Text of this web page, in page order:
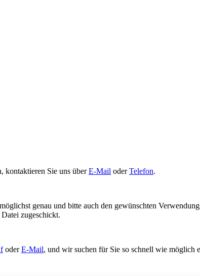
kontaktieren Sie uns überE-Mail oderTelefon.
genau und bitte auch den gewünschten
zugeschickt.
oderE-Mail, und wir suchen für Sie so schnell wie möglich